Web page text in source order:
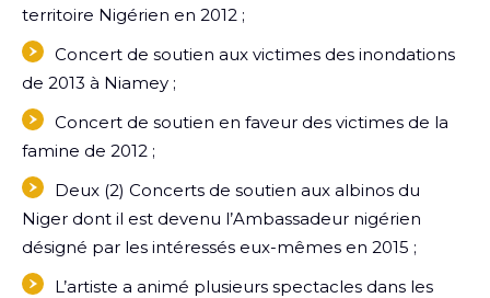
territoire Nigérien en 2012 ;
Concert de soutien aux victimes des inondations
de 2013 à Niamey ;
Concert de soutien en faveur des victimes de la
famine de 2012 ;
Deux (2) Concerts de soutien aux albinos du
Niger dont il est devenu l’Ambassadeur nigérien
désigné par les intéressés eux-mêmes en 2015 ;
L’artiste a animé plusieurs spectacles dans les